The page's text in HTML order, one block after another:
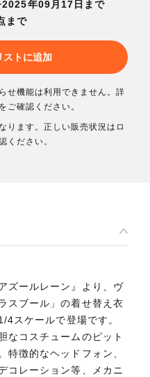
年09月17日まで
まで
ストに追加
せ機能は利用できません。詳
ご確認ください。
ります。正しい販売状況はロ
ください。
ズールレーン』より、ヴ
スブール」の着せ替え衣
スケールで登場です。
なコスチュームのピット
特徴的なヘッドフォン、
コレーション等、メカニ